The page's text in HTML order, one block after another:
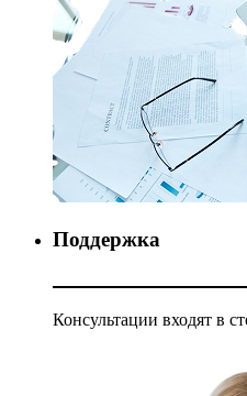
Поддержка
Консультации входят в